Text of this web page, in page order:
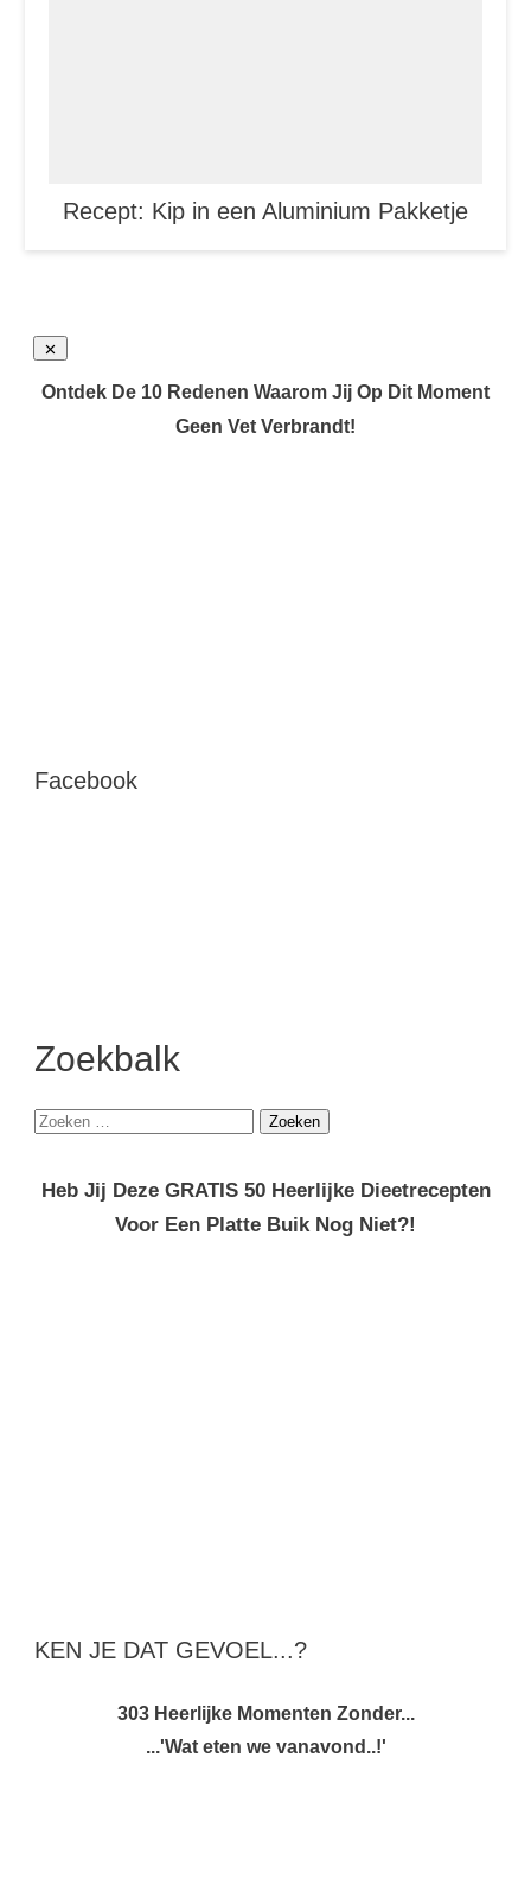
Recept: Kip in een Aluminium Pakketje
Ontdek De 10 Redenen Waarom Jij Op Dit Moment
Geen Vet Verbrandt!
Facebook
Zoekbalk
Zoeken
Heb Jij Deze GRATIS 50 Heerlijke Dieetrecepten
Voor Een Platte Buik Nog Niet?!
KEN JE DAT GEVOEL...?
303 Heerlijke Momenten Zonder...
...'Wat eten we vanavond..!'